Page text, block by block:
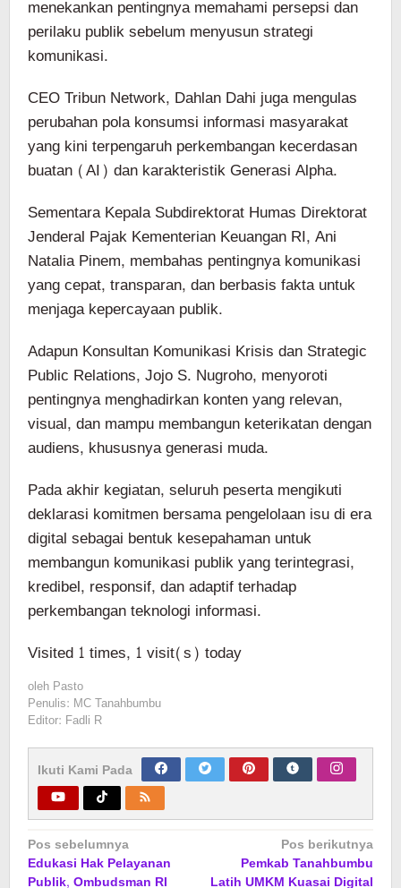
menekankan pentingnya memahami persepsi dan
perilaku publik sebelum menyusun strategi
komunikasi.
CEO Tribun Network, Dahlan Dahi juga mengulas
perubahan pola konsumsi informasi masyarakat
yang kini terpengaruh perkembangan kecerdasan
buatan (AI) dan karakteristik Generasi Alpha.
Sementara Kepala Subdirektorat Humas Direktorat
Jenderal Pajak Kementerian Keuangan RI, Ani
Natalia Pinem, membahas pentingnya komunikasi
yang cepat, transparan, dan berbasis fakta untuk
menjaga kepercayaan publik.
Adapun Konsultan Komunikasi Krisis dan Strategic
Public Relations, Jojo S. Nugroho, menyoroti
pentingnya menghadirkan konten yang relevan,
visual, dan mampu membangun keterikatan dengan
audiens, khususnya generasi muda.
Pada akhir kegiatan, seluruh peserta mengikuti
deklarasi komitmen bersama pengelolaan isu di era
digital sebagai bentuk kesepahaman untuk
membangun komunikasi publik yang terintegrasi,
kredibel, responsif, dan adaptif terhadap
perkembangan teknologi informasi.
Visited 1 times, 1 visit(s) today
oleh Pasto
Penulis: MC Tanahbumbu
Editor: Fadli R
Ikuti Kami Pada
Navigasi
pos
Pos sebelumnya
Edukasi Hak Pelayanan
Publik, Ombudsman RI
Pos berikutnya
Pemkab Tanahbumbu
Latih UMKM Kuasai Digital